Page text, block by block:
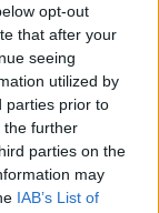
opt-out
that after your
seeing
utilized by
parties prior to
the further
parties on the
may
IAB’s List of